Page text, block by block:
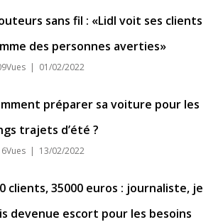
sans fil : «Lidl voit ses clients
des personnes averties»
| 01/02/2022
préparer sa voiture pour les
trajets d’été ?
| 13/02/2022
clients, 35000 euros : journaliste, je
devenue escort pour les besoins